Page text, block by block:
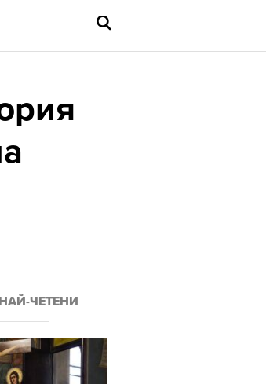
НАЙ-ЧЕТЕНИ